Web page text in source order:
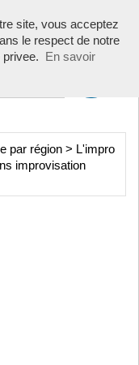
Toggle
par région > L'impro
improvisation
site, vous acceptez
le respect de notre
privee.
En savoir